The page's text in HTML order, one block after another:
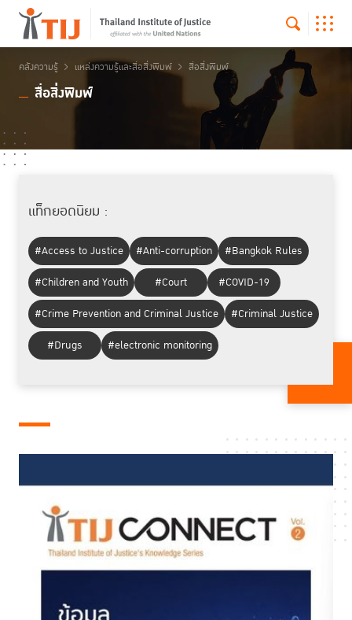
คลังความรู้ แหล่งความรู้และสื่อสิ่งพิมพ์ สื่อสิ่งพิมพ์
สื่อสิ่งพิมพ์
แท็กยอดนิยม :
#Access to Justice #Anti-corruption
#Bangkok Rules
#Children and Youth
#Court
#COVID-19
#Crime Prevention and Criminal Justice
#Criminal Justice
#Drugs
#electronic monitoring